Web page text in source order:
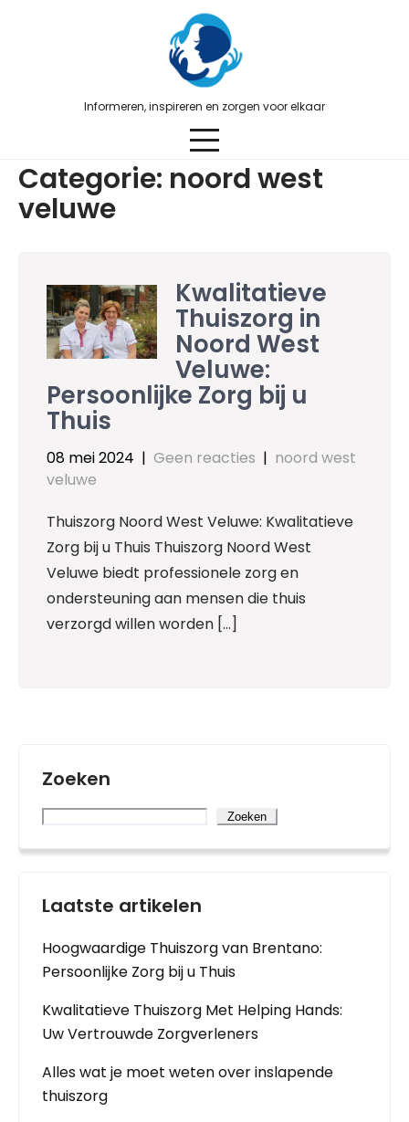
Informeren, inspireren en zorgen voor elkaar
Categorie: noord west
veluwe
Kwalitatieve
Thuiszorg in
Noord West
Veluwe:
Persoonlijke Zorg bij u
Thuis
08 mei 2024 | Geen reacties | noord west
veluwe
Thuiszorg Noord West Veluwe: Kwalitatieve
Zorg bij u Thuis Thuiszorg Noord West
Veluwe biedt professionele zorg en
ondersteuning aan mensen die thuis
verzorgd willen worden […]
Zoeken
Zoeken
Laatste artikelen
Hoogwaardige Thuiszorg van Brentano:
Persoonlijke Zorg bij u Thuis
Kwalitatieve Thuiszorg Met Helping Hands:
Uw Vertrouwde Zorgverleners
Alles wat je moet weten over inslapende
thuiszorg